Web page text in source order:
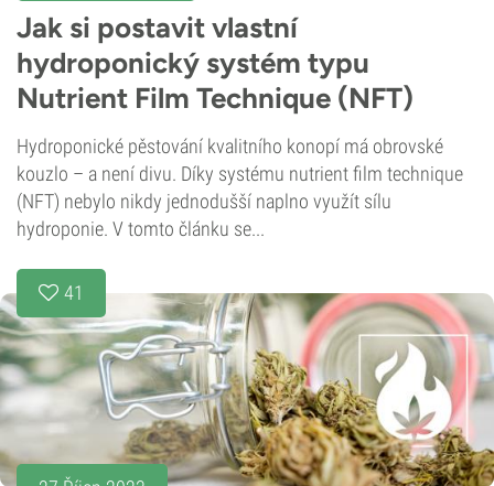
Jak si postavit vlastní
hydroponický systém typu
Nutrient Film Technique (NFT)
Hydroponické pěstování kvalitního konopí má obrovské
kouzlo – a není divu. Díky systému nutrient film technique
(NFT) nebylo nikdy jednodušší naplno využít sílu
hydroponie. V tomto článku se...
41